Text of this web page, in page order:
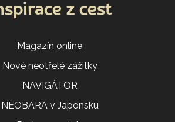
z cest
Magazín online
Nové neotřelé zážitky
NAVIGÁTOR
NEOBARA v Japonsku